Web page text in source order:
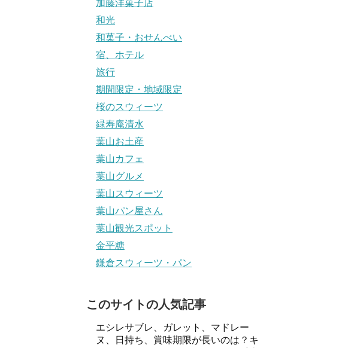
加藤洋菓子店
和光
和菓子・おせんべい
宿、ホテル
旅行
期間限定・地域限定
桜のスウィーツ
緑寿庵清水
葉山お土産
葉山カフェ
葉山グルメ
葉山スウィーツ
葉山パン屋さん
葉山観光スポット
金平糖
鎌倉スウィーツ・パン
このサイトの人気記事
エシレサブレ、ガレット、マドレー
ヌ、日持ち、賞味期限が長いのは？キ